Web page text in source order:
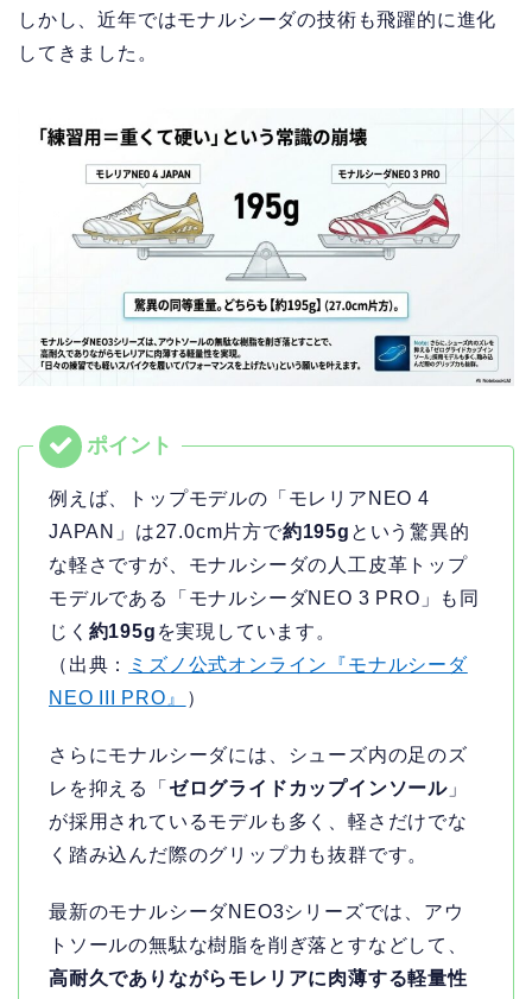
しかし、近年ではモナルシーダの技術も飛躍的に進化
してきました。
例えば、トップモデルの「モレリアNEO 4
JAPAN」は27.0cm片方で約195g という驚異的
な軽さですが、モナルシーダの人工皮革トップ
モデルである「モナルシーダNEO 3 PRO」も同
じく 約195g を実現しています。
（出典：
ミズノ公式オンライン『モナルシーダ
NEO III PRO』
）
さらにモナルシーダには、シューズ内の足のズ
レを抑える「 ゼログライドカップインソール 」
が採用されているモデルも多く、軽さだけでな
く踏み込んだ際のグリップ力も抜群です。
最新のモナルシーダNEO3シリーズでは、アウ
トソールの無駄な樹脂を削ぎ落とすなどして、
高耐久でありながらモレリアに肉薄する軽量性